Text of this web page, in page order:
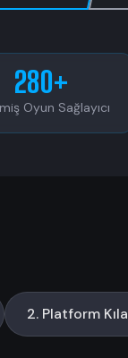
280+
Oyun Sağlayıcı
2. Platform